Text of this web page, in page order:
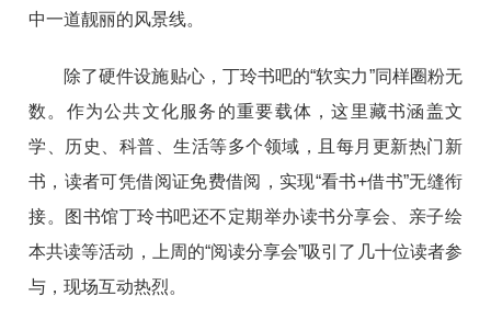
中一道靓丽的风景线。
除了硬件设施贴心，丁玲书吧的“软实力”同样圈粉无
数。作为公共文化服务的重要载体，这里藏书涵盖文
学、历史、科普、生活等多个领域，且每月更新热门新
书，读者可凭借阅证免费借阅，实现“看书+借书”无缝衔
接。图书馆丁玲书吧还不定期举办读书分享会、亲子绘
本共读等活动，上周的“阅读分享会”吸引了几十位读者参
与，现场互动热烈。